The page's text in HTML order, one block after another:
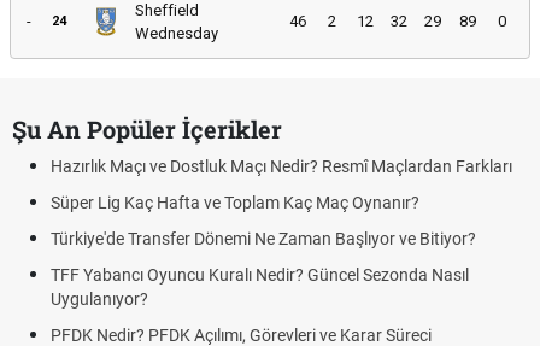
- 24
Sheffield
Wednesday
46 2 12 32 29 89 0
Şu An Popüler İçerikler
Maçı ve Dostluk Maçı Nedir? Resmî Maçlardan Farkları
Lig Kaç Hafta ve Toplam Kaç Maç Oynanır?
Transfer Dönemi Ne Zaman Başlıyor ve Bitiyor?
Oyuncu Kuralı Nedir? Güncel Sezonda Nasıl
Nedir? PFDK Açılımı, Görevleri ve Karar Süreci
Puan